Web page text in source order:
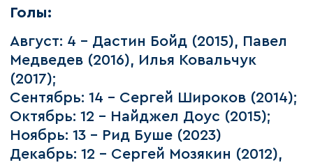
Голы:
Август: 4 – Дастин Бойд (2015), Павел
Медведев (2016), Илья Ковальчук
(2017);
Сентябрь: 14 - Сергей Широков (2014);
Октябрь: 12 – Найджел Доус (2015);
Ноябрь: 13 – Рид Буше (2023)
Декабрь: 12 – Сергей Мозякин (2012),